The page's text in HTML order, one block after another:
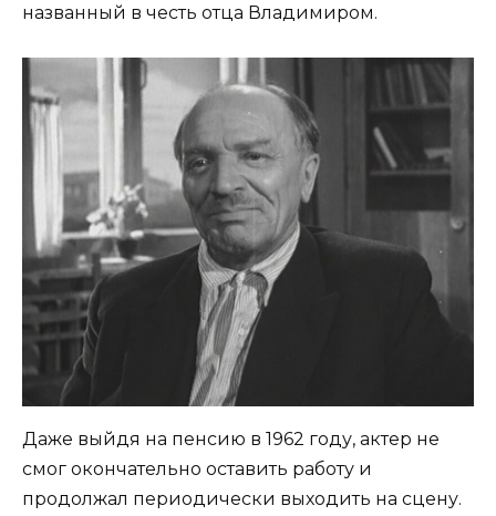
названный в честь отца Владимиром.
Даже выйдя на пенсию в 1962 году, актер не
смог окончательно оставить работу и
продолжал периодически выходить на сцену.